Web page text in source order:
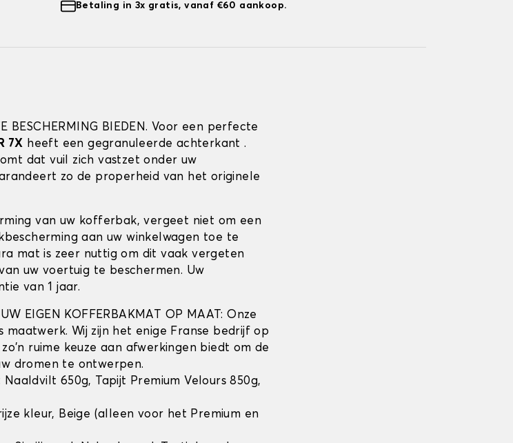
Betaling in 3x gratis, vanaf €60 aankoop.
BESCHERMING BIEDEN. Voor een perfecte
7X heeft een gegranuleerde achterkant .
dat vuil zich vastzet onder uw
zo de properheid van het originele
van uw kofferbak, vergeet niet om een
aan uw winkelwagen toe te
mat is zeer nuttig om dit vaak vergeten
uw voertuig te beschermen. Uw
van 1 jaar.
UW EIGEN KOFFERBAKMAT OP MAAT: Onze
Wij zijn het enige Franse bedrijf op
ruime keuze aan afwerkingen biedt om de
dromen te ontwerpen.
Naaldvilt 650g, Tapijt Premium Velours 850g,
kleur, Beige (alleen voor het Premium en